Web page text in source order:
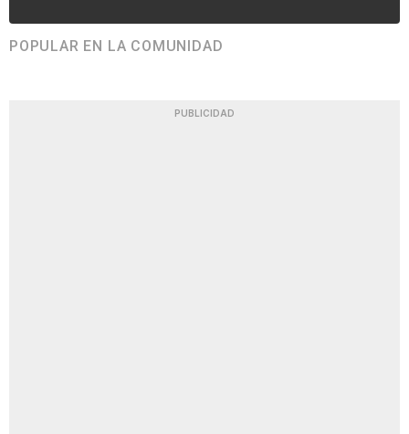
POPULAR EN LA COMUNIDAD
PUBLICIDAD